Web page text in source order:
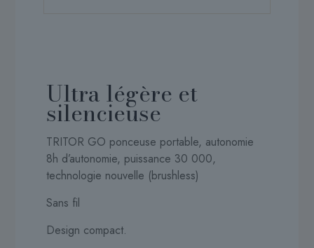
Ultra légère et
silencieuse
TRITOR GO ponceuse portable, autonomie
8h d’autonomie, puissance 30 000,
technologie nouvelle (brushless)
Sans fil
Design compact.